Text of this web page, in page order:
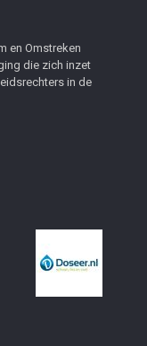
en Omstreken
die zich inzet
in de